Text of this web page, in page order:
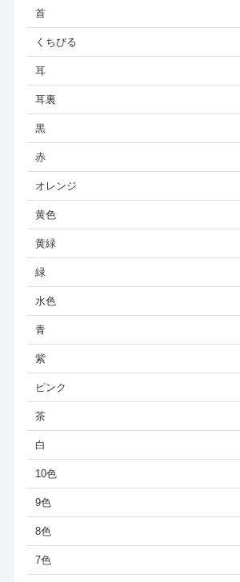
首
くちびる
耳
耳裏
黒
赤
オレンジ
黄色
黄緑
緑
水色
青
紫
ピンク
茶
白
10色
9色
8色
7色